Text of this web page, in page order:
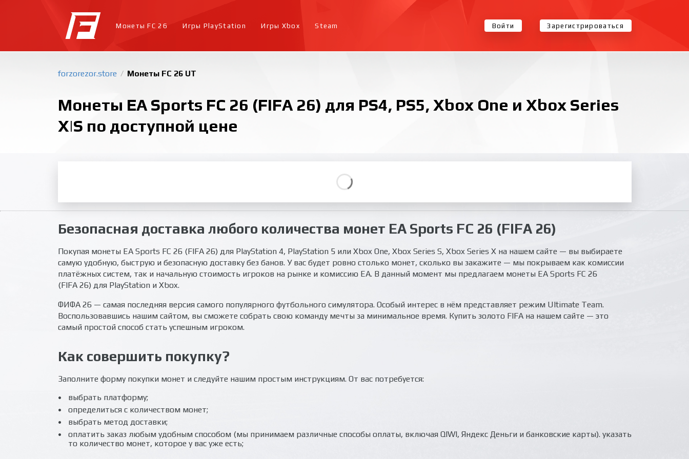
Монеты FC 26 Игры PlayStation Игры Xbox Steam Войти Зарегистрироваться
forzorezor.store / Монеты FC 26 UT
Монеты EA Sports FC 26 (FIFA 26) для PS4, PS5, Xbox One и Xbox Series
X|S по доступной цене
Безопасная доставка любого количества монет EA Sports FC 26 (FIFA 26)
Покупая монеты EA Sports FC 26 (FIFA 26) для PlayStation 4, PlayStation 5 или Xbox One, Xbox Series S, Xbox Series X на нашем сайте — вы выбираете
самую удобную, быструю и безопасную доставку без банов. У вас будет ровно столько монет, сколько вы закажите — мы покрываем как комиссии
платёжных систем, так и начальную стоимость игроков на рынке и комиссию EA. В данный момент мы предлагаем монеты EA Sports FC 26
(FIFA 26) для PlayStation и Xbox.
ФИФА 26 — самая последняя версия самого популярного футбольного симулятора. Особый интерес в нём представляет режим Ultimate Team.
Воспользовавшись нашим сайтом, вы сможете собрать свою команду мечты за минимальное время. Купить золото FIFA на нашем сайте — это
самый простой способ стать успешным игроком.
Как совершить покупку?
Заполните форму покупки монет и следуйте нашим простым инструкциям. От вас потребуется:
выбрать платформу;
определиться с количеством монет;
выбрать метод доставки;
оплатить заказ любым удобным способом (мы принимаем различные способы оплаты, включая QIWI, Яндекс Деньги и банковские карты). указать
то количество монет, которое у вас уже есть;